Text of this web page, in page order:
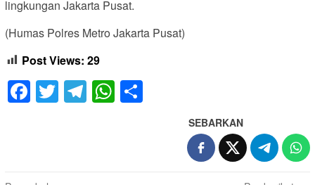
lingkungan Jakarta Pusat.
(Humas Polres Metro Jakarta Pusat)
Post Views: 29
Facebook
TwitterTelegram
WhatsApp
SEBARKAN